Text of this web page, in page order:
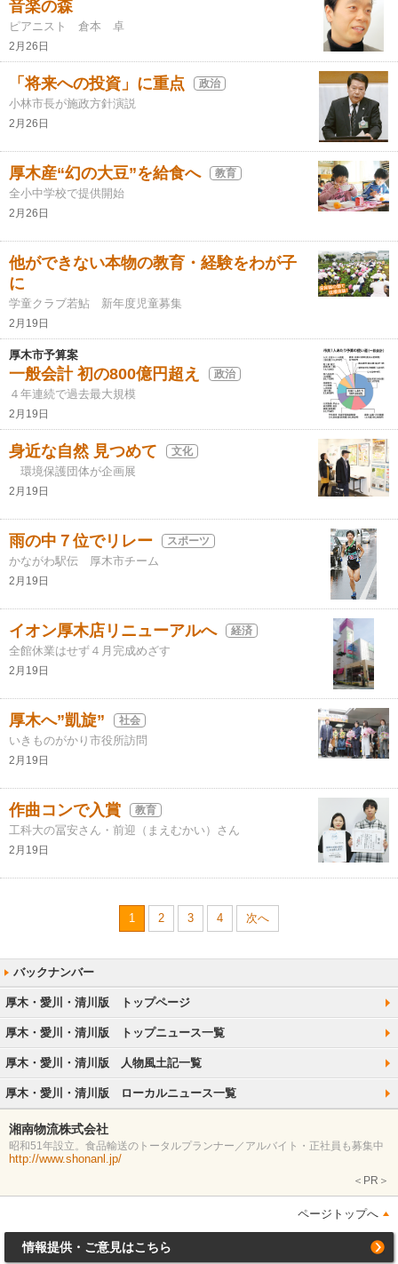
音楽の森
ピアニスト 倉本 卓
2月26日
「将来への投資」に重点 政治
小林市長が施政方針演説
2月26日
厚木産“幻の大豆”を給食へ 教育
全小中学校で提供開始
2月26日
他ができない本物の教育・経験をわが子
に
学童クラブ若鮎 新年度児童募集
2月19日
厚木市予算案
一般会計 初の800億円超え 政治
４年連続で過去最大規模
2月19日
身近な自然 見つめて 文化
環境保護団体が企画展
2月19日
雨の中７位でリレー スポーツ
かながわ駅伝 厚木市チーム
2月19日
イオン厚木店リニューアルへ 経済
全館休業はせず４月完成めざす
2月19日
厚木へ”凱旋” 社会
いきものがかり市役所訪問
2月19日
作曲コンで入賞 教育
工科大の冨安さん・前迎（まえむかい）さん
2月19日
1 2 3 4 次へ
厚木・愛川・清川版 トップページ
厚木・愛川・清川版 トップニュース一覧
厚木・愛川・清川版 人物風土記一覧
厚木・愛川・清川版 ローカルニュース一覧
湘南物流株式会社
昭和51年設立。食品輸送のトータルプランナー／アルバイト・正社員も募集中
http://www.shonanl.jp/
＜PR＞
ページトップへ
情報提供・ご意見はこちら